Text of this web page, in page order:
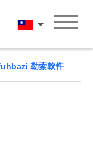
漢語
勒索軟件